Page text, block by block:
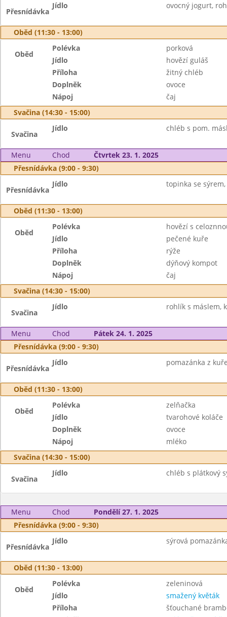
Přesnídávka
Jídlo ovocný jogurt,
Oběd (11:30 - 13:00)
Oběd
Polévka
porková
Jídlo
hovězí guláš
Příloha
žitný chléb
Doplněk
ovoce
Nápoj
čaj
Svačina (14:30 - 15:00)
Svačina
Jídlo chléb s pom.
Menu Chod
Čtvrtek 23. 1. 2025
Přesnídávka (9:00 - 9:30)
Přesnídávka
Jídlo topinka se sýrem,
Oběd (11:30 - 13:00)
Oběd
Polévka
hovězí s
Jídlo
pečené kuře
Příloha
rýže
Doplněk
dýňový kompot
Nápoj
čaj
Svačina (14:30 - 15:00)
Svačina
Jídlo rohlík s máslem,
Menu Chod
Pátek 24. 1. 2025
Přesnídávka (9:00 - 9:30)
Přesnídávka
Jídlo pomazánka z
Oběd (11:30 - 13:00)
Oběd
Polévka
zelňačka
Jídlo
tvarohové koláče
Doplněk
ovoce
Nápoj
mléko
Svačina (14:30 - 15:00)
Svačina
Jídlo chléb s plátkový
Menu Chod
Pondělí 27. 1. 2025
Přesnídávka (9:00 - 9:30)
Přesnídávka
Jídlo sýrová
Oběd (11:30 - 13:00)
Oběd
Polévka
zeleninová
Jídlo
smažený květák
Příloha
šťouchané